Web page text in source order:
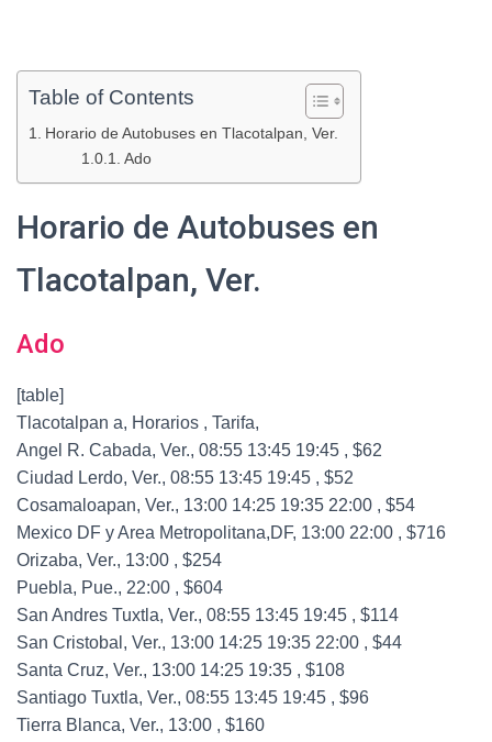
Table of Contents
Horario de Autobuses en Tlacotalpan, Ver.
Ado
Horario de Autobuses en
Tlacotalpan, Ver.
Ado
[table]
Tlacotalpan a, Horarios , Tarifa,
Angel R. Cabada, Ver., 08:55 13:45 19:45 , $62
Ciudad Lerdo, Ver., 08:55 13:45 19:45 , $52
Cosamaloapan, Ver., 13:00 14:25 19:35 22:00 , $54
Mexico DF y Area Metropolitana,DF, 13:00 22:00 , $716
Orizaba, Ver., 13:00 , $254
Puebla, Pue., 22:00 , $604
San Andres Tuxtla, Ver., 08:55 13:45 19:45 , $114
San Cristobal, Ver., 13:00 14:25 19:35 22:00 , $44
Santa Cruz, Ver., 13:00 14:25 19:35 , $108
Santiago Tuxtla, Ver., 08:55 13:45 19:45 , $96
Tierra Blanca, Ver., 13:00 , $160